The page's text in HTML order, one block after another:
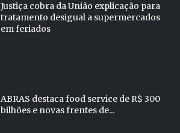
Justiça cobra da União explicação para
tratamento desigual a supermercados
em feriados
ABRAS destaca food service de R$ 300
bilhões e novas frentes de...